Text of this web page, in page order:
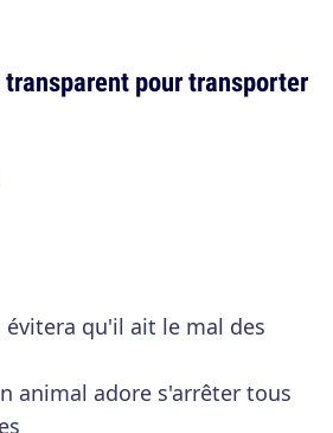
transparent pour transporter
évitera qu'il ait le mal des
animal adore s'arrêter tous